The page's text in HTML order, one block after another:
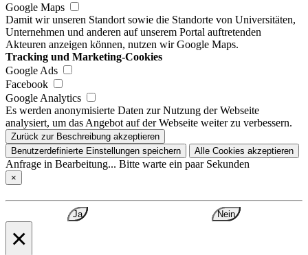
Google Maps
Damit wir unseren Standort sowie die Standorte von Universitäten,
Unternehmen und anderen auf unserem Portal auftretenden
Akteuren anzeigen können, nutzen wir Google Maps.
Tracking und Marketing-Cookies
Google Ads
Facebook
Google Analytics
Es werden anonymisierte Daten zur Nutzung der Webseite
analysiert, um das Angebot auf der Webseite weiter zu verbessern.
Zurück zur Beschreibung akzeptieren
Benutzerdefinierte Einstellungen speichern
Alle Cookies akzeptieren
Anfrage in Bearbeitung... Bitte warte ein paar Sekunden
×
Ja Nein
×